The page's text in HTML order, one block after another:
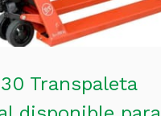
Transpaleta